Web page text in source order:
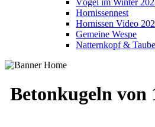
Vögel im Winter
Hornissennest
Hornissen Video
Gemeine Wespe
Natternkopf &
Betonkugeln von